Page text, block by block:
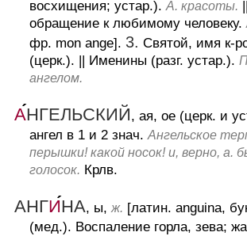
восхищения; устар.). А. красоты.
обращение к любимому человеку.
фр. mon ange]. 3. Святой, имя к-
(церк.).
Именины (разг. устар.).
ангелом.
АНГЕЛЬСКИЙ, ая, ое (церк. и
ангел в 1 и 2 знач. Ангельское
перышки! какой носок! и, верно, а.
голосок. Крлв.
АНГИНА, ы,ж. [латин. anguina,
(мед.). Воспаление горла, зева;